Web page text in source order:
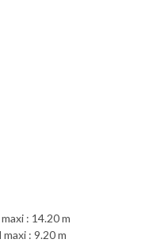
: 14.20 m
: 9.20 m